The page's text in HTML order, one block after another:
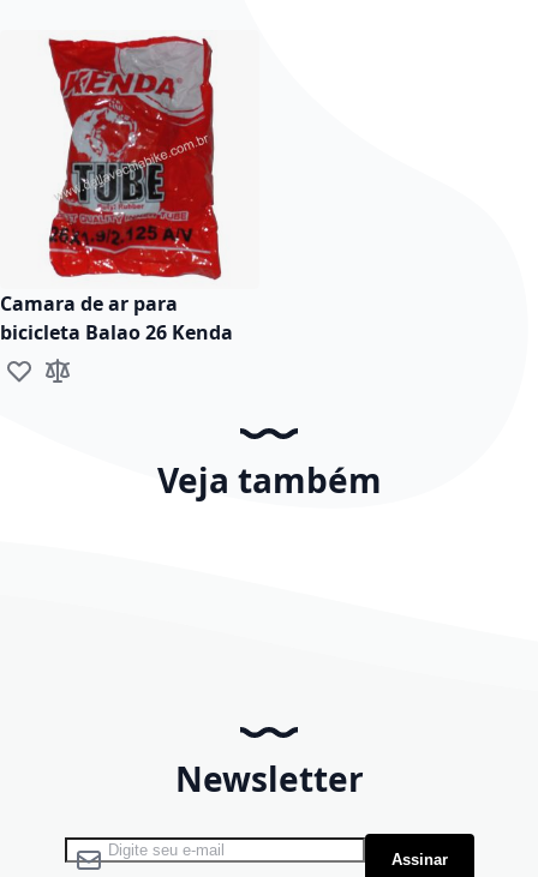
Camara de ar para
bicicleta Balao 26 Kenda
Lista de Desejos
Comparar
Veja também
Newsletter
Assine nossa Newsletter: Assinar